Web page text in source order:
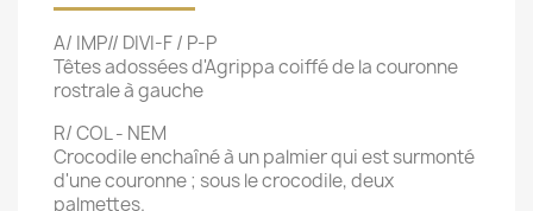
A/ IMP// DIVI-F / P-P
Têtes adossées d'Agrippa coiffé de la couronne
rostrale à gauche
R/ COL - NEM
Crocodile enchaîné à un palmier qui est surmonté
d'une couronne ; sous le crocodile, deux
palmettes.